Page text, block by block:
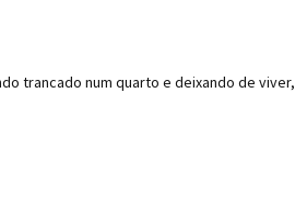
trancado num quarto e deixando de viver,